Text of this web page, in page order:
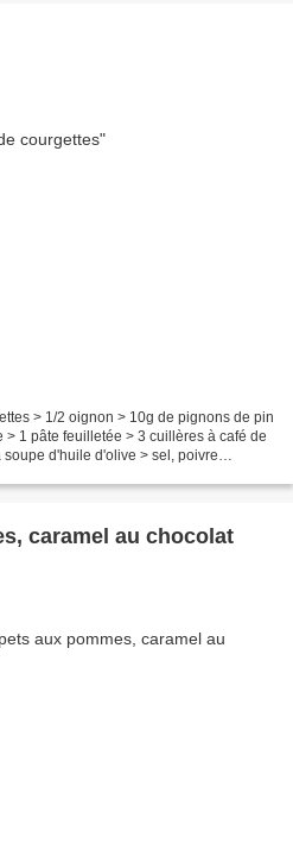
> 1/2 oignon > 10g de pignons de pin
1 pâte feuilletée > 3 cuillères à café de
d'huile d'olive > sel, poivre
caramel au chocolat